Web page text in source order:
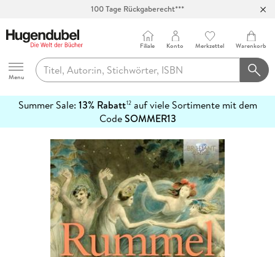
100 Tage Rückgaberecht***
Hugendubel
Menu
Filiale Konto Merkzettel Warenkorb
Summer Sale: 13% Rabatt12auf viele Sortimente mit dem
CodeSOMMER13
erfahren